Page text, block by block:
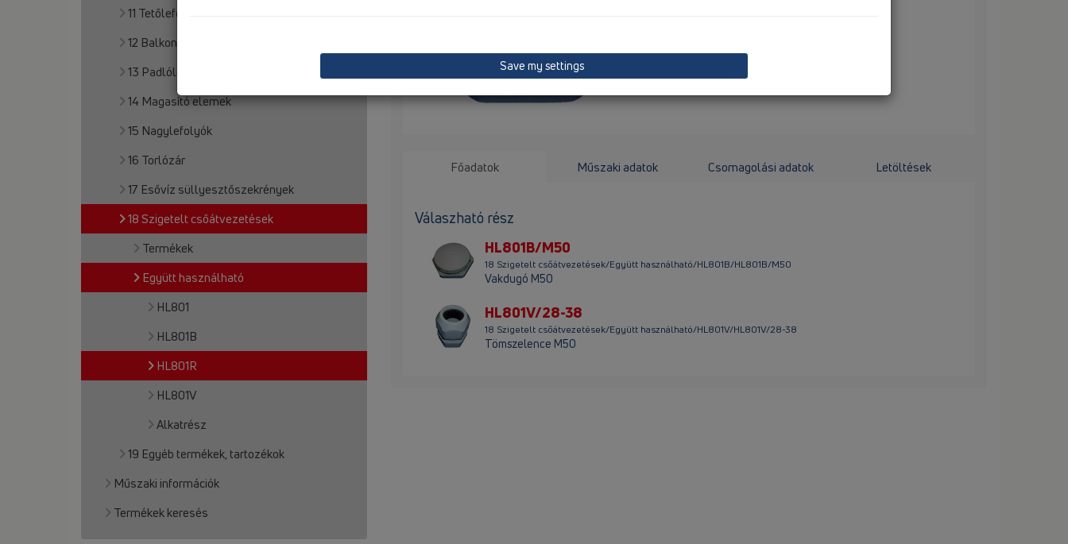
11 Tetőlefolyó
12 Balkon- és terasz
13 Padlólefolyó
14 Magasító elemek
15 Nagylefolyók
16 Torlózár
17 Esővíz süllyesztőszekrények
18 Szigetelt csőátvezetések
Termékek
Együtt használható
HL801
HL801B
HL801R
HL801V
Alkatrész
19 Egyéb termékek, tartozékok
Műszaki információk
Termékek keresés
Főadatok Műszaki adatok Csomagolási adatok Letöltések
Válaszható rész
HL801B/M50
18 Szigetelt csőátvezetések/Együtt használható/HL801B/HL801B/M50
Vakdugó M50
HL801V/28-38
18 Szigetelt csőátvezetések/Együtt használható/HL801V/HL801V/28-38
Tömszelence M50
Save my settings